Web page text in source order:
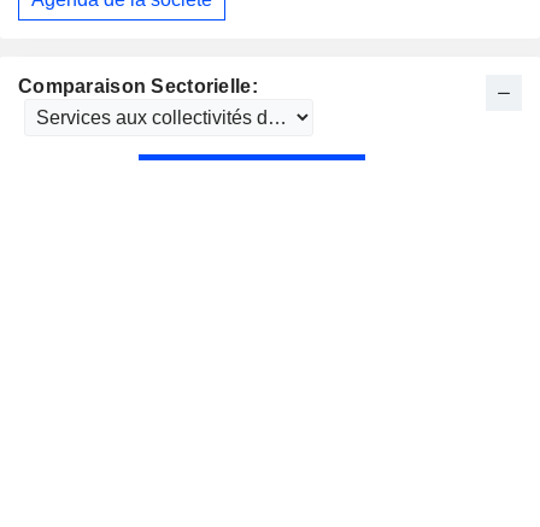
Comparaison Sectorielle: